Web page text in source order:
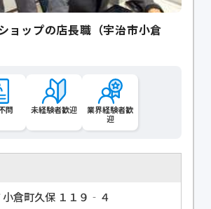
ョップの店長職（宇治市小倉
問 未経験者歓迎
業界経験者歓
迎
小倉町久保 １１９‐４